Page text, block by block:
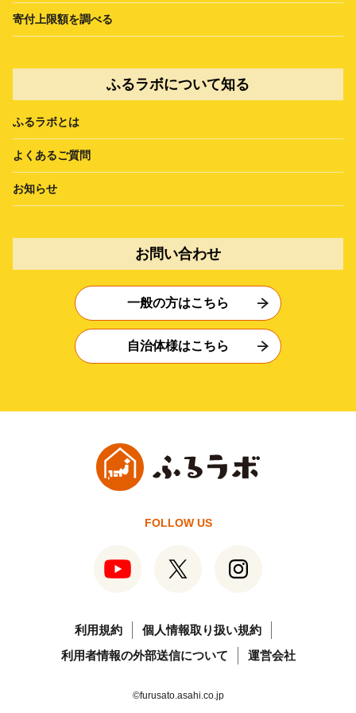
寄付上限額を調べる
ふるラボについて知る
ふるラボとは
よくあるご質問
お知らせ
お問い合わせ
一般の方はこちら
自治体様はこちら
FOLLOW US
利用規約
個人情報取り扱い規約
利用者情報の外部送信について
運営会社
©furusato.asahi.co.jp